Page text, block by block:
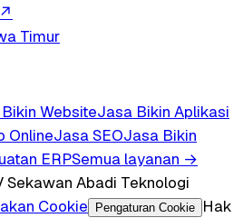
↗
Timur
WebsiteJasa Bikin Aplikasi
OnlineJasa SEOJasa Bikin
ERPSemua layanan →
Sekawan Abadi Teknologi
Cookie Pengaturan Cookie
Hak